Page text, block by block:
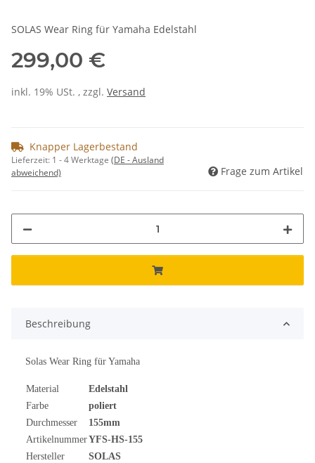
SOLAS Wear Ring für Yamaha Edelstahl
299,00 €
inkl. 19% USt. , zzgl. Versand
Knapper Lagerbestand
Lieferzeit: 1 - 4 Werktage (DE - Ausland
abweichend)
Frage zum Artikel
Beschreibung
Solas Wear Ring für Yamaha
Material
Edelstahl
Farbe
poliert
Durchmesser
155mm
ArtikelnummerYFS-HS-155
Hersteller
SOLAS